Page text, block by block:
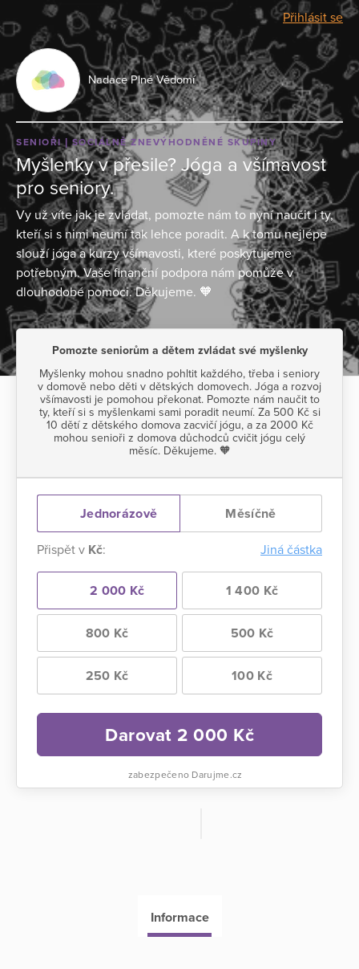
Přihlásit se
Nadace Plné Vědomí
SENIOŘI SOCIÁLNĚ ZNEVÝHODNĚNÉ SKUPINY
Myšlenky v přesile? Jóga a všímavost
pro seniory.
Vy už víte jak je zvládat, pomozte nám to nyní naučit i ty,
kteří si s nimi neumí tak lehce poradit. A k tomu nejlépe
slouží jóga a kurzy všímavosti, které poskytujeme
potřebným. Vaše finanční podpora nám pomůže v
dlouhodobé pomoci. Děkujeme. 🧡
Pomozte seniorům a dětem zvládat své myšlenky
Myšlenky mohou snadno pohltit každého, třeba i seniory
v domově nebo děti v dětských domovech. Jóga a rozvoj
všímavosti je pomohou překonat. Pomozte nám naučit to
ty, kteří si s myšlenkami sami poradit neumí. Za 500 Kč si
10 dětí z dětského domova zacvičí jógu, a za 2000 Kč
mohou senioři z domova důchodců cvičit jógu celý
měsíc. Děkujeme. 🧡
Jednorázově Měsíčně
Přispět v Kč: Jiná částka
2 000 Kč 1 400 Kč
800 Kč 500 Kč
250 Kč 100 Kč
Darovat 2 000 Kč
zabezpečeno Darujme.cz
Informace